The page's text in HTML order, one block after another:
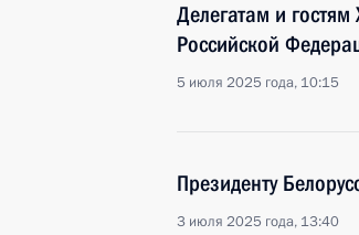
Делегатам и
Российской
5 июля 2025 года, 10:15
Президенту
3 июля 2025 года, 13:40